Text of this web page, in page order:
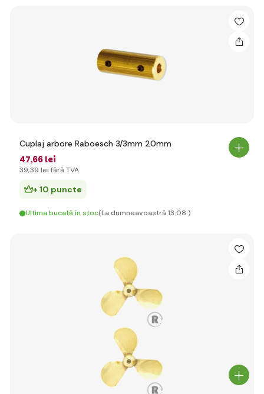
Cuplaj arbore Raboesch 3/3mm 20mm
47,66 lei
39,39 lei fără TVA
+ 10 puncte
Ultima bucată în stoc(La dumneavoastră 13.08.)